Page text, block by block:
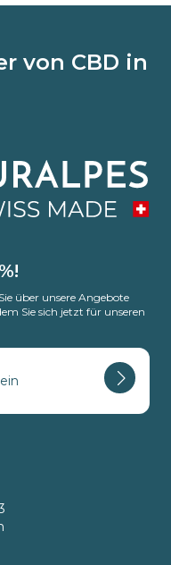
von CBD in
über unsere Angebote
Sie sich jetzt für unseren